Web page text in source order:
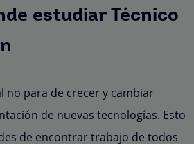
estudiar Técnico
no para de crecer y cambiar
de nuevas tecnologías. Esto
de encontrar trabajo de todos